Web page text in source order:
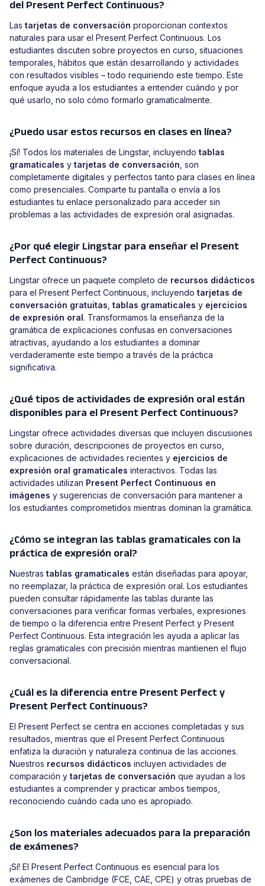
del Present Perfect Continuous?
Las tarjetas de conversación proporcionan contextos
naturales para usar el Present Perfect Continuous. Los
estudiantes discuten sobre proyectos en curso, situaciones
temporales, hábitos que están desarrollando y actividades
con resultados visibles – todo requiriendo este tiempo. Este
enfoque ayuda a los estudiantes a entender cuándo y por
qué usarlo, no solo cómo formarlo gramaticalmente.
¿Puedo usar estos recursos en clases en línea?
¡Sí! Todos los materiales de Lingstar, incluyendo tablas
gramaticales y tarjetas de conversación, son
completamente digitales y perfectos tanto para clases en línea
como presenciales. Comparte tu pantalla o envía a los
estudiantes tu enlace personalizado para acceder sin
problemas a las actividades de expresión oral asignadas.
¿Por qué elegir Lingstar para enseñar el Present
Perfect Continuous?
Lingstar ofrece un paquete completo de recursos didácticos
para el Present Perfect Continuous, incluyendo tarjetas de
conversación gratuitas, tablas gramaticales y ejercicios
de expresión oral. Transformamos la enseñanza de la
gramática de explicaciones confusas en conversaciones
atractivas, ayudando a los estudiantes a dominar
verdaderamente este tiempo a través de la práctica
significativa.
¿Qué tipos de actividades de expresión oral están
disponibles para el Present Perfect Continuous?
Lingstar ofrece actividades diversas que incluyen discusiones
sobre duración, descripciones de proyectos en curso,
explicaciones de actividades recientes y ejercicios de
expresión oral gramaticales interactivos. Todas las
actividades utilizan Present Perfect Continuous en
imágenes y sugerencias de conversación para mantener a
los estudiantes comprometidos mientras dominan la gramática.
¿Cómo se integran las tablas gramaticales con la
práctica de expresión oral?
Nuestras tablas gramaticales están diseñadas para apoyar,
no reemplazar, la práctica de expresión oral. Los estudiantes
pueden consultar rápidamente las tablas durante las
conversaciones para verificar formas verbales, expresiones
de tiempo o la diferencia entre Present Perfect y Present
Perfect Continuous. Esta integración les ayuda a aplicar las
reglas gramaticales con precisión mientras mantienen el flujo
conversacional.
¿Cuál es la diferencia entre Present Perfect y
Present Perfect Continuous?
El Present Perfect se centra en acciones completadas y sus
resultados, mientras que el Present Perfect Continuous
enfatiza la duración y naturaleza continua de las acciones.
Nuestros recursos didácticos incluyen actividades de
comparación y tarjetas de conversación que ayudan a los
estudiantes a comprender y practicar ambos tiempos,
reconociendo cuándo cada uno es apropiado.
¿Son los materiales adecuados para la preparación
de exámenes?
¡Sí! El Present Perfect Continuous es esencial para los
exámenes de Cambridge (FCE, CAE, CPE) y otras pruebas de